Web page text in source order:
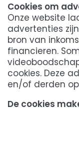
Cookies om
Onze website
advertenties
bron van
financieren.
cookies. Deze
en/of derden
De cookies